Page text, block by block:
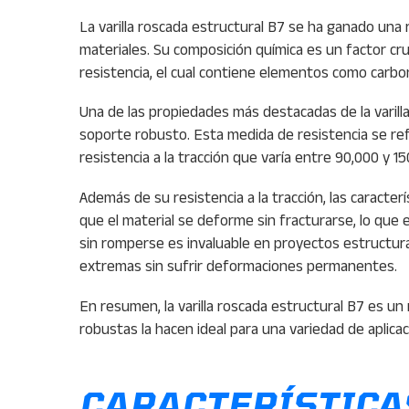
La varilla roscada estructural B7 se ha ganado
materiales. Su composición química es un factor
resistencia, el cual contiene elementos como
Una de las propiedades más destacadas de la
soporte robusto. Esta medida de resistencia se
resistencia a la tracción que varía entre 90,000 y
Además de su resistencia a la tracción, las
que el material se deforme sin fracturarse, lo que
sin romperse es invaluable en proyectos
extremas sin sufrir deformaciones permanentes.
En resumen, la varilla roscada estructural B7 es
robustas la hacen ideal para una variedad de